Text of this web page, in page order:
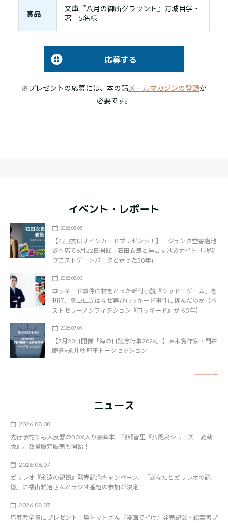
賞品
文庫『八月の御所グラウンド』万城目学・
著 5名様
応募する
※プレゼントの応募には、本の話メールマガジンの登録が
必要です。
イベント・レポート
2026.08.05
【石田衣良サインカードプレゼント！】 ジュンク堂書店池
袋本店で8月22日開催 石田衣良と過ごす池袋ナイト「池袋
ウエストゲートパークと走った30年」
2026.08.03
ロッキード事件に材をとった新刊小説『シャドーゲーム』を
刊行、真山仁氏はなぜ再びロッキード事件に挑んだのか【ベ
ストセラーノンフィクション『ロッキード』から5年】
2026.07.09
【7月20日開催「海の日記念行事2026」】直木賞作家・門井
慶喜×永井紗耶子トークセッション
ニュース
2026.08.08
先行予約でも大反響のBOX入り豪華本 阿部智里『八咫烏シリーズ 愛蔵
版』。数量限定販売も開始！
2026.08.07
ガリレオ『永遠の記憶』発売記念キャンペーン、「あなたとガリレオの記
憶」に福山雅治さんとラジオ番組の参加が決定！
2026.08.07
応募者全員にプレゼント！鳥トマトさん『漫画でイけ』発売記念・絵葉書プ